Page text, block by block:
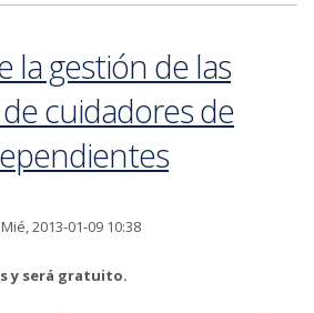
la gestión de las
cuidadores de
2013-01-09 10:38
y será gratuito.